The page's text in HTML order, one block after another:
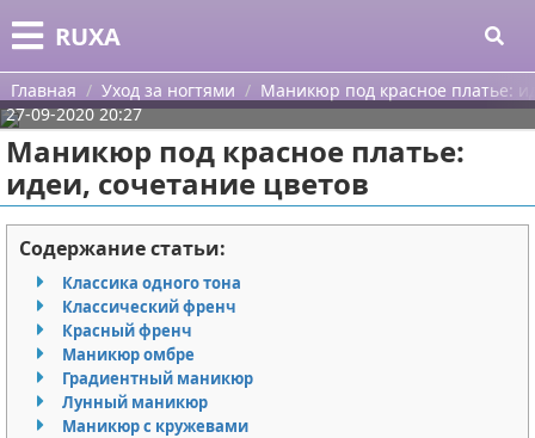
RUXA
Меню
Главная
Категории
Уход за кожей
Одежда
Шоппинг
Подарки
Украшения
Поиск
О проекте
Контакты
Сотрудничество
Размещение рекламы
Главная Уход за ногтями
Маникюр под красное платье:
27-09-2020 20:27
Маникюр под красное платье:
идеи, сочетание цветов
Содержание статьи:
Классика одного тона
Классический френч
Красный френч
Маникюр омбре
Градиентный маникюр
Лунный маникюр
Маникюр с кружевами